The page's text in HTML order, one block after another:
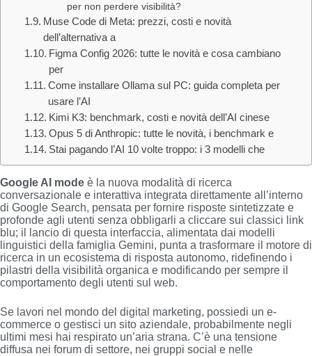
per non perdere visibilità?
Muse Code di Meta: prezzi, costi e novità
dell’alternativa a
Figma Config 2026: tutte le novità e cosa cambiano
per
Come installare Ollama sul PC: guida completa per
usare l’AI
Kimi K3: benchmark, costi e novità dell’AI cinese
Opus 5 di Anthropic: tutte le novità, i benchmark e
Stai pagando l’AI 10 volte troppo: i 3 modelli che
Google AI mode è la nuova modalità di ricerca
conversazionale e interattiva integrata direttamente all’interno
di Google Search, pensata per fornire risposte sintetizzate e
profonde agli utenti senza obbligarli a cliccare sui classici link
blu; il lancio di questa interfaccia, alimentata dai modelli
linguistici della famiglia Gemini, punta a trasformare il motore di
ricerca in un ecosistema di risposta autonomo, ridefinendo i
pilastri della visibilità organica e modificando per sempre il
comportamento degli utenti sul web.
Se lavori nel mondo del digital marketing, possiedi un e-
commerce o gestisci un sito aziendale, probabilmente negli
ultimi mesi hai respirato un’aria strana. C’è una tensione
diffusa nei forum di settore, nei gruppi social e nelle